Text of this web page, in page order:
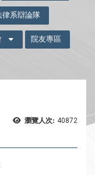
律系辯論隊
院友專區
瀏覽人次: 40872